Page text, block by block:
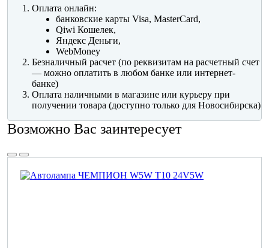
Оплата онлайн:
банковские карты Visa, MasterCard,
Qiwi Кошелек,
Яндекс Деньги,
WebMoney
Безналичный расчет (по реквизитам на расчетный счет
— можно оплатить в любом банке или интернет-
банке)
Оплата наличными в магазине или курьеру при
получении товара (доступно только для Новосибирска)
Возможно Вас заинтересует